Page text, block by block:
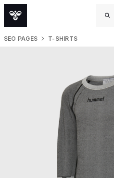
SEO PAGES T-SHIRTS